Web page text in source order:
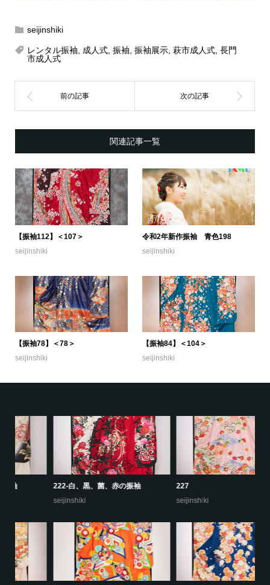
seijinshiki
レンタル振袖, 成人式, 振袖, 振袖展示, 萩市成人式, 長門
市成人式
関連記事一覧
【振袖112】＜107＞
seijinshiki
令和2年新作振袖 青色198
seijinshiki
【振袖78】＜78＞
seijinshiki
【振袖84】＜104＞
seijinshiki
227
226